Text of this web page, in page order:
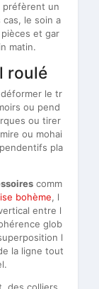
préfèrent un
le soin a
et gar
matin.
roulé
le tr
ou pend
ou tirer
ou mohai
pla
comm
bohème, l
entre l
glob
l
la ligne tout
des colliers